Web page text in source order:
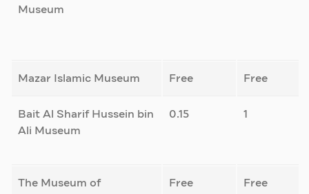
Museum
Mazar Islamic Museum Free Free
Bait Al Sharif Hussein bin
Ali Museum
0.15 1
The Museum of
Free Free